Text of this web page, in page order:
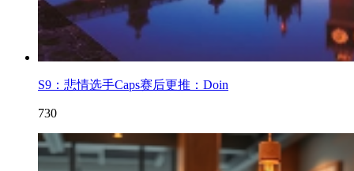
S9：悲情选手Caps赛后更推：Doin
730